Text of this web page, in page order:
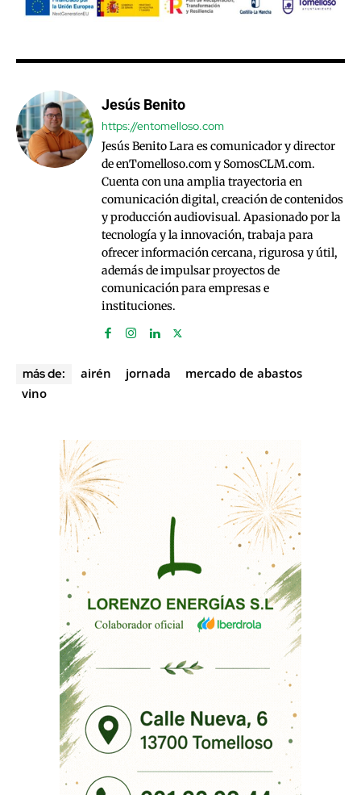
Jesús Benito
https://entomelloso.com
Jesús Benito Lara es comunicador y director
de enTomelloso.com y SomosCLM.com.
Cuenta con una amplia trayectoria en
comunicación digital, creación de contenidos
y producción audiovisual. Apasionado por la
tecnología y la innovación, trabaja para
ofrecer información cercana, rigurosa y útil,
además de impulsar proyectos de
comunicación para empresas e
instituciones.
más de: airén jornada
mercado de abastos
vino